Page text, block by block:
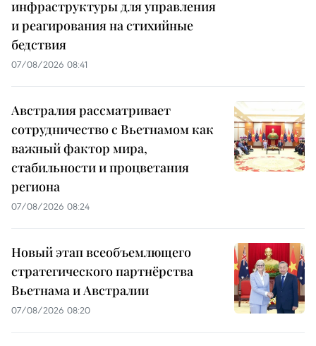
инфраструктуры для управления
и реагирования на стихийные
бедствия
07/08/2026 08:41
Австралия рассматривает
сотрудничество с Вьетнамом как
важный фактор мира,
стабильности и процветания
региона
07/08/2026 08:24
Новый этап всеобъемлющего
стратегического партнёрства
Вьетнама и Австралии
07/08/2026 08:20